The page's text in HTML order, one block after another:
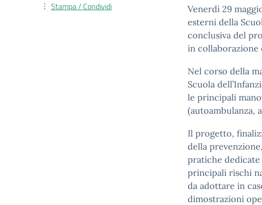
Venerdì 29
esterni della
conclusiva del
in collaborazione
Nel corso della
Scuola
le principali
(autoambulanza,
Il progetto,
della
pratiche dedicate
principali rischi
da adottare in
dimostrazioni
Stampa / Condividi